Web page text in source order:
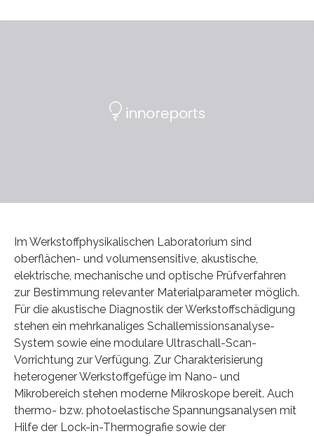
Im Werkstoffphysikalischen Laboratorium sind
oberflächen- und volumensensitive, akustische,
elektrische, mechanische und optische Prüfverfahren
zur Bestimmung relevanter Materialparameter möglich.
Für die akustische Diagnostik der Werkstoffschädigung
stehen ein mehrkanaliges Schallemissionsanalyse-
System sowie eine modulare Ultraschall-Scan-
Vorrichtung zur Verfügung. Zur Charakterisierung
heterogener Werkstoffgefüge im Nano- und
Mikrobereich stehen moderne Mikroskope bereit. Auch
thermo- bzw. photoelastische Spannungsanalysen mit
Hilfe der Lock-in-Thermografie sowie der